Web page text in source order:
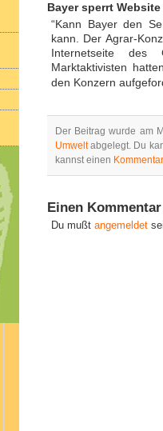
Bayer sperrt
“Kann Bayer den
kann. Der Agrar-
Internetseite des
Marktaktivisten
den Konzern
Der Beitrag wurde am
Umweltabgelegt. Du
kannst einen
Einen
Du mußt angemeldet